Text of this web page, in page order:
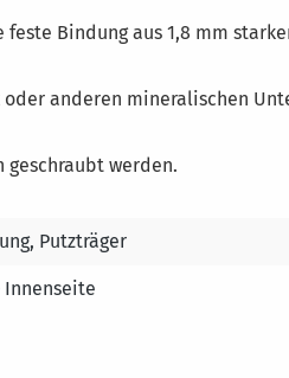
Bindung aus 1,8 mm
anderen mineralischen
werden.
Putzträger
Innenseite